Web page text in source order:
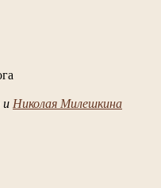
и Николая Милешкина